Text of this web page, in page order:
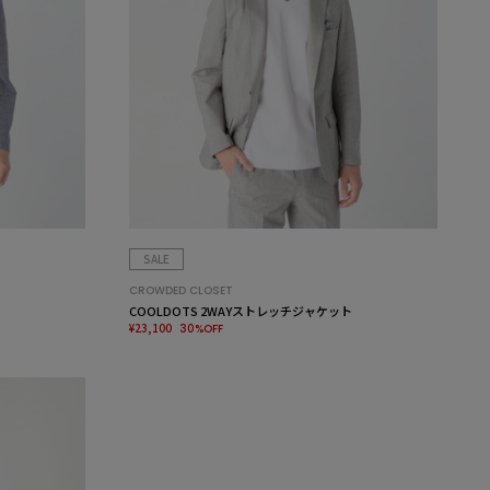
SALE
CROWDED CLOSET
COOLDOTS 2WAYストレッチジャケット
¥23,100 30%OFF